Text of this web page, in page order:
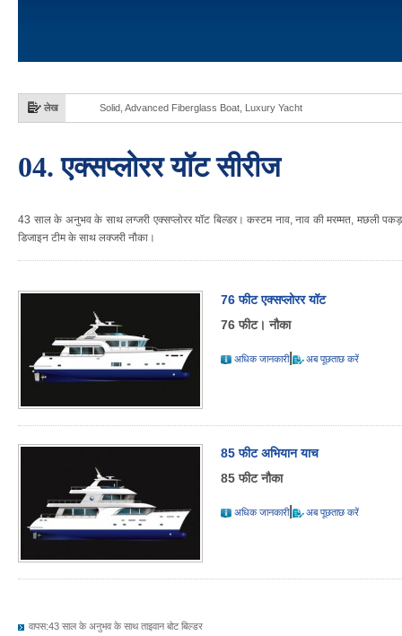
लेख Solid, Advanced Fiberglass Boat, Luxury Yacht
04. एक्सप्लोरर यॉट सीरीज
43 साल के अनुभव के साथ लग्जरी एक्सप्लोरर यॉट बिल्डर। कस्टम नाव, नाव की मरम्मत, मछली
डिजाइन टीम के साथ लक्जरी नौका।
76 फीट एक्सप्लोरर यॉट
76 फीट। नौका
अधिक जानकारी| अब पूछताछ करें
85 फीट अभियान याच
85 फीट नौका
अधिक जानकारी| अब पूछताछ करें
वापस:43 साल के अनुभव के साथ ताइवान बोट बिल्डर